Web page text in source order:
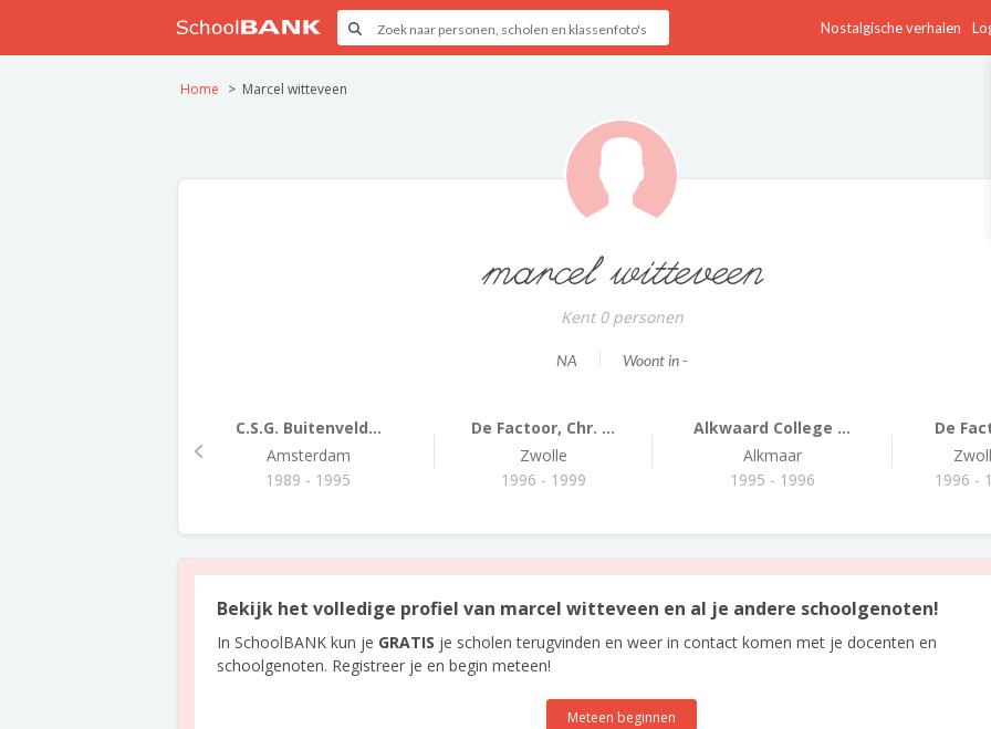
Nostalgische verhalen
Home Marcel witteveen
marcel witteveen
Kent 0 personen
NA Woont in -
C.S.G. Buitenveld...
Amsterdam
1989 - 1995
De Factoor, Chr. ...
Zwolle
1996 - 1999
Alkwaard College ...
Alkmaar
1995 - 1996
De
1996 -
Bekijk het volledige profiel van marcel witteveen en al je andere schoolgenoten!
In SchoolBANK kun je GRATIS je scholen terugvinden en weer in contact komen met je docenten en
schoolgenoten. Registreer je en begin meteen!
Meteen beginnen